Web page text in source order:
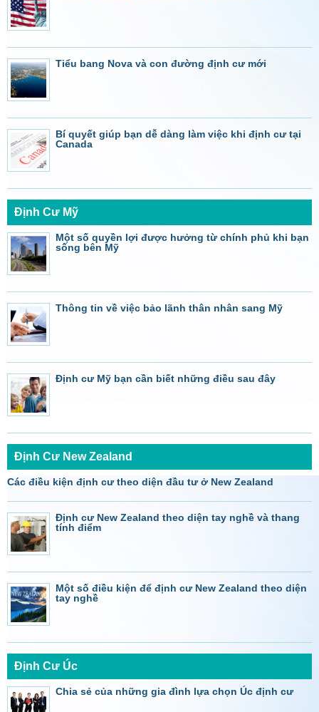
Tiểu bang Nova và con đường định cư mới
Bí quyết giúp bạn dễ dàng làm việc khi định cư tại
Canada
Định Cư Mỹ
Một số quyền lợi được hưởng từ chính phủ khi bạn
sống bên Mỹ
Thông tin về việc bảo lãnh thân nhân sang Mỹ
Định cư Mỹ bạn cần biết những điều sau đây
Định Cư New Zealand
Các điều kiện định cư theo diện đầu tư ở New Zealand
Định cư New Zealand theo diện tay nghề và thang
tính điểm
Một số điều kiện để định cư New Zealand theo diện
tay nghề
Định Cư Úc
Chia sẻ của những gia đình lựa chọn Úc định cư